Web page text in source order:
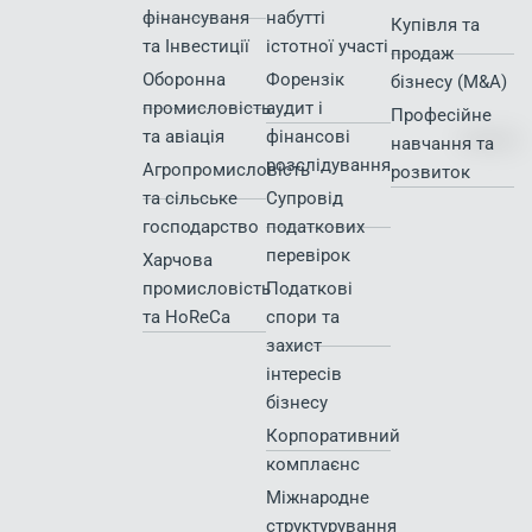
фінансуваня
та Інвестиції
Оборонна
промисловість
та авіація
Агропромисловість
та сільське
господарство
Харчова
промисловість
та HoReCa
набутті
істотної участі
Форензік
аудит і
фінансові
розслідування
Супровід
податкових
перевірок
Податкові
спори та
захист
інтересів
бізнесу
Корпоративний
комплаєнс
Міжнародне
структурування
Купівля та
продаж
бізнесу (M&A)
Професійне
навчання та
розвиток